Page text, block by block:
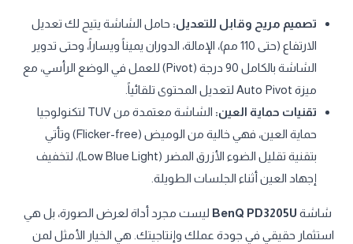
تصميم مريح وقابل للتعديل: حامل الشاشة يتيح لك تعديل
الارتفاع (حتى 110 مم)، الإمالة، الدوران يميناً ويساراً، وحتى تدوير
الشاشة بالكامل 90 درجة (Pivot) للعمل في الوضع الرأسي، مع
ميزة Auto Pivot لتعديل المحتوى تلقائياً.
تقنيات حماية العين:
الشاشة معتمدة من TUV لتكنولوجيا
حماية العين، فهي خالية من الوميض (Flicker-free) وتأتي
بتقنية تقليل الضوء الأزرق المضر (Low Blue Light)، لتخفيف
إجهاد العين أثناء الجلسات الطويلة.
شاشة BenQ PD3205U ليست مجرد أداة لعرض الصورة، بل هي
استثمار حقيقي في جودة عملك وإنتاجيتك. هي الخيار الأمثل لمن